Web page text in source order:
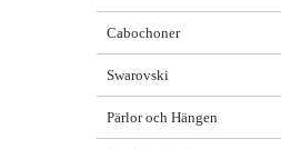
Cabochoner
Swarovski
Pärlor och Hängen